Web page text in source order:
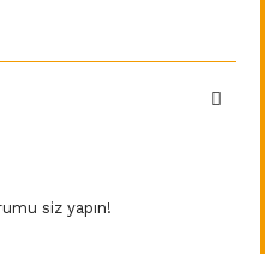
siz yapın!